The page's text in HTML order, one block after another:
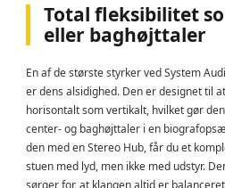
Total fleksibilitet
eller baghøjttaler
En af de største styrker ved System
er dens alsidighed. Den er designet til
horisontalt som vertikalt, hvilket gør
center- og baghøjttaler i en
den med en Stereo Hub, får du et
stuen med lyd, men ikke med udstyr.
sørger for, at klangen altid er